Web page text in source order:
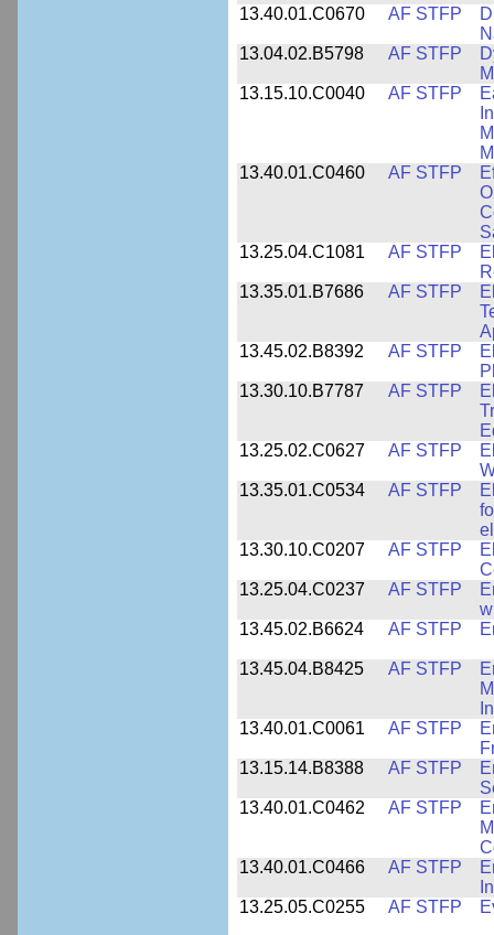
13.40.01.C0670
AF STFP
13.04.02.B5798
AF STFP
13.15.10.C0040
AF STFP
13.40.01.C0460
AF STFP
13.25.04.C1081
AF STFP
13.35.01.B7686
AF STFP
13.45.02.B8392
AF STFP
13.30.10.B7787
AF STFP
13.25.02.C0627
AF STFP
13.35.01.C0534
AF STFP
13.30.10.C0207
AF STFP
13.25.04.C0237
AF STFP
13.45.02.B6624
AF STFP
13.45.04.B8425 AF STFP
13.40.01.C0061
AF STFP
13.15.14.B8388
AF STFP
13.40.01.C0462
AF STFP
13.40.01.C0466
AF STFP
13.25.05.C0255
AF STFP